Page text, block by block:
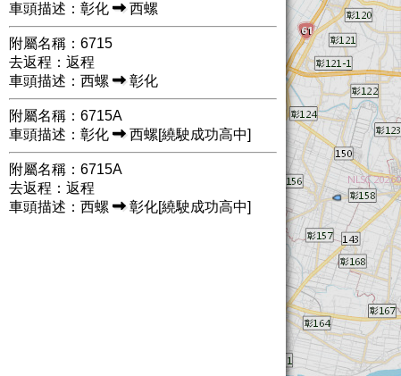
車頭描述：彰化
西螺
附屬名稱：6715
去返程：返程
車頭描述：西螺
彰化
附屬名稱：6715A
車頭描述：彰化
西螺[繞駛成功高中]
附屬名稱：6715A
去返程：返程
車頭描述：西螺
彰化[繞駛成功高中]